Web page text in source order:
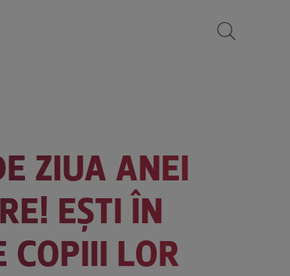
ZIUA ANEI
EȘTI ÎN
COPIII LOR